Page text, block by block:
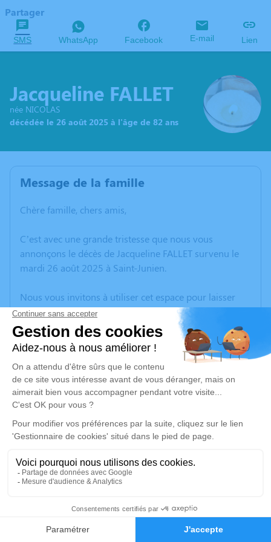
Faire-part Hommages
Partager
SMS WhatsApp Facebook E-mail Lien
Jacqueline FALLET
née NICOLAS
décédée le 26 août 2025 à l'âge de 82 ans
Message de la famille
Chère famille, chers amis,
C’est avec une grande tristesse que nous vous
annonçons le décès de Jacqueline FALLET survenu le
mardi 26 août 2025 à Saint-Junien.
Nous vous invitons à utiliser cet espace pour laisser
vos condoléances, partager des photos souvenirs, une
anecdote ou exprimer vos pensées à travers des
poèmes ou des textes. Cet endroit est un lieu
d'expression dédié à honorer la mémoire de Jacqueline
FALLET.
Un service de plantation d’arbre hommage est
disponible ici.
Je rends hommage
Cérémonie civile
Cimetière de Saint-Junien
Avenue Elisée Reclus